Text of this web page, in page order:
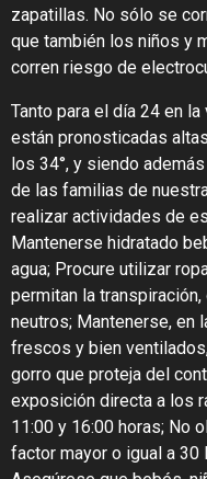
zapatillas. No sólo se
que también los niños y
corren riesgo de
Tanto para el día 24 en
están pronosticadas
los 34°, y siendo
de las familias de
realizar actividades de
Mantenerse hidratado
agua; Procure utilizar
permitan la
neutros; Mantenerse, en
frescos y bien
gorro que proteja del
exposición directa a los
11:00 y 16:00 horas; No
factor mayor o igual a